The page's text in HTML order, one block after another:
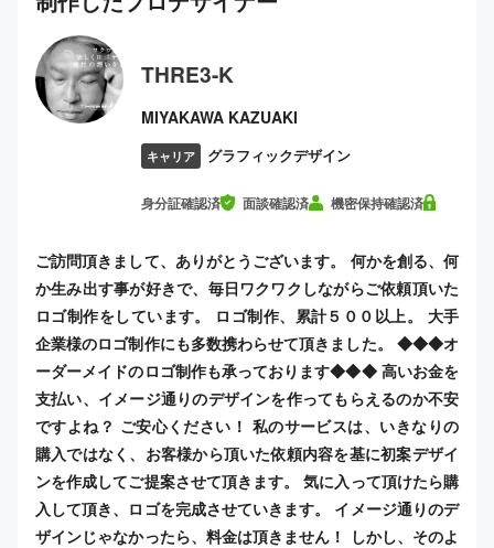
THRE3-K
MIYAKAWA KAZUAKI
キャリア グラフィックデザイン
身分証確認済 面談確認済 機密保持確認済
ご訪問頂きまして、ありがとうございます。 何かを創る、何
か生み出す事が好きで、毎日ワクワクしながらご依頼頂いた
ロゴ制作をしています。 ロゴ制作、累計５００以上。 大手
企業様のロゴ制作にも多数携わらせて頂きました。 ◆◆◆オ
ーダーメイドのロゴ制作も承っております◆◆◆ 高いお金を
支払い、イメージ通りのデザインを作ってもらえるのか不安
ですよね？ ご安心ください！ 私のサービスは、いきなりの
購入ではなく、お客様から頂いた依頼内容を基に初案デザイ
ンを作成してご提案させて頂きます。 気に入って頂けたら購
入して頂き、ロゴを完成させていきます。 イメージ通りのデ
ザインじゃなかったら、料金は頂きません！ しかし、そのよ